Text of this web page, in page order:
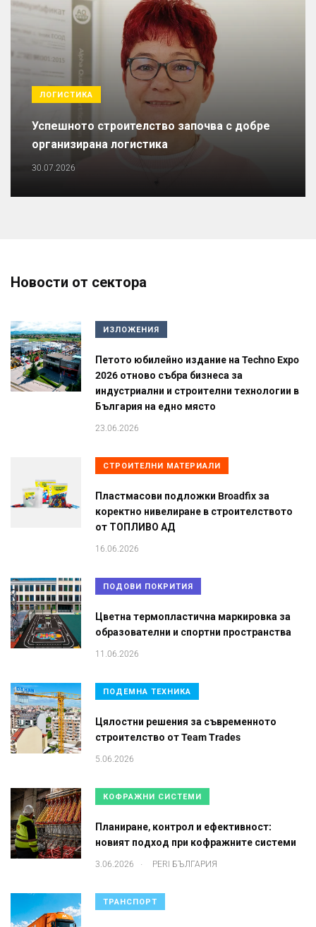
ЛОГИСТИКА
Успешното строителство започва с добре
организирана логистика
30.07.2026
Новости от сектора
ИЗЛОЖЕНИЯ
Петото юбилейно издание на Techno Expo
2026 отново събра бизнеса за
индустриални и строителни технологии в
България на едно място
23.06.2026
СТРОИТЕЛНИ МАТЕРИАЛИ
Пластмасови подложки Broadfix за
коректно нивелиране в строителството
от ТОПЛИВО АД
16.06.2026
ПОДОВИ ПОКРИТИЯ
Цветна термопластична маркировка за
образователни и спортни пространства
11.06.2026
ПОДЕМНА ТЕХНИКА
Цялостни решения за съвременното
строителство от Team Trades
5.06.2026
КОФРАЖНИ СИСТЕМИ
Планиране, контрол и ефективност:
новият подход при кофражните системи
3.06.2026 . PERI БЪЛГАРИЯ
ТРАНСПОРТ